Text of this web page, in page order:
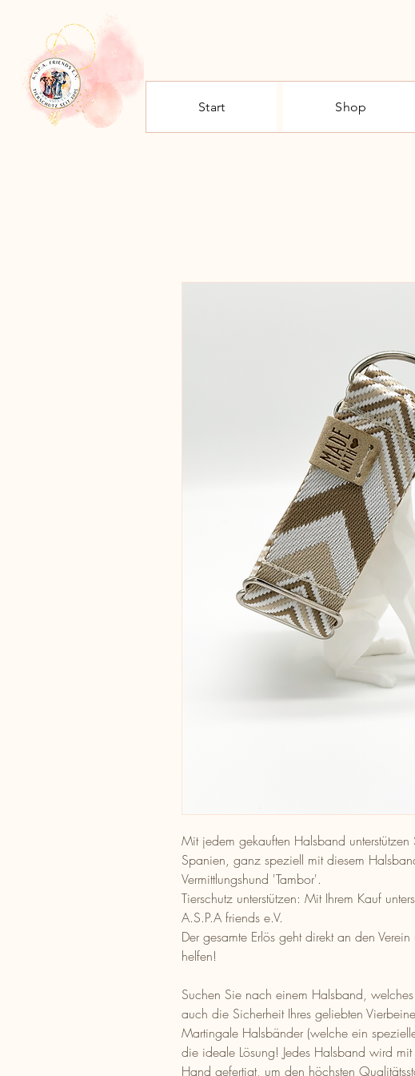
Start Shop
Mit jedem gekauften Halsband
Spanien, ganz speziell mit diesem
Vermittlungshund 'Tambor'.
Tierschutz unterstützen: Mit Ihrem Kauf
A.S.P.A friends e.V.
Der gesamte Erlös geht direkt an den
helfen!
Suchen Sie nach einem Halsband,
auch die Sicherheit Ihres geliebten
Martingale Halsbänder (welche ein
die ideale Lösung! Jedes Halsband wird
Hand gefertigt, um den höchsten